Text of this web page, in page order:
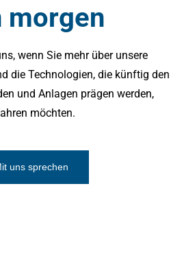
morgen
wenn Sie mehr über unsere
die Technologien, die künftig den
und Anlagen prägen werden,
möchten.
uns sprechen